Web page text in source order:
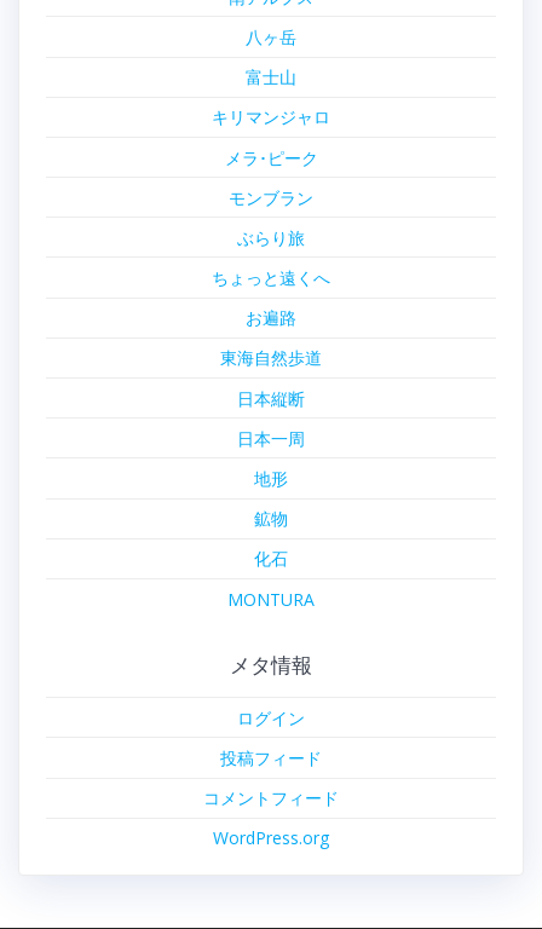
八ヶ岳
富士山
キリマンジャロ
メラ･ピーク
モンブラン
ぶらり旅
ちょっと遠くへ
お遍路
東海自然歩道
日本縦断
日本一周
地形
鉱物
化石
MONTURA
メタ情報
ログイン
投稿フィード
コメントフィード
WordPress.org